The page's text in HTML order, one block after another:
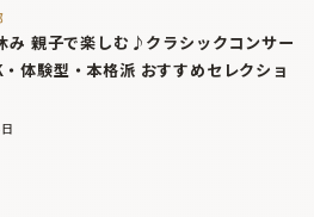
み 親子で楽しむ♪クラシックコンサー
体験型・本格派 おすすめセレクショ